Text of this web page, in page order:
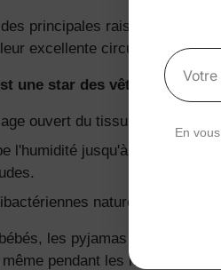
principales raisons pour
excellente circulation de l'air.
une star des vêtements de
ouvert du tissu en bambou
l'humidité jusqu'à trois fois
naturelles
les pyjamas en bambou
pendant les nuits les plus
Votre
En